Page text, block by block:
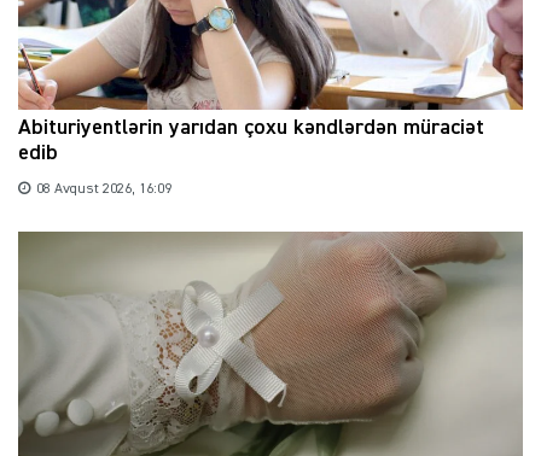
Abituriyentlərin yarıdan çoxu kəndlərdən müraciət
edib
08 Avqust 2026, 16:09